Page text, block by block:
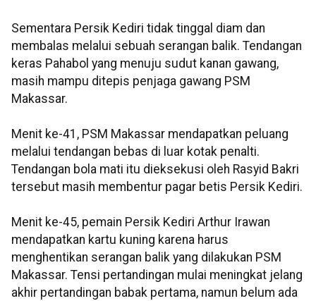
Sementara Persik Kediri tidak tinggal diam dan
membalas melalui sebuah serangan balik. Tendangan
keras Pahabol yang menuju sudut kanan gawang,
masih mampu ditepis penjaga gawang PSM
Makassar.
Menit ke-41, PSM Makassar mendapatkan peluang
melalui tendangan bebas di luar kotak penalti.
Tendangan bola mati itu dieksekusi oleh Rasyid Bakri
tersebut masih membentur pagar betis Persik Kediri.
Menit ke-45, pemain Persik Kediri Arthur Irawan
mendapatkan kartu kuning karena harus
menghentikan serangan balik yang dilakukan PSM
Makassar. Tensi pertandingan mulai meningkat jelang
akhir pertandingan babak pertama, namun belum ada